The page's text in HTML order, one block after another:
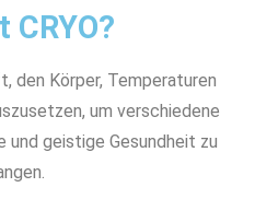
CRYO?
den Körper, Temperaturen
um verschiedene
geistige Gesundheit zu